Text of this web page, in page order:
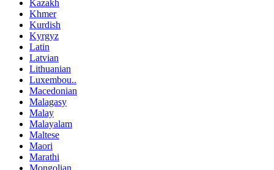
Kazakh
Khmer
Kurdish
Kyrgyz
Latin
Latvian
Lithuanian
Luxembou..
Macedonian
Malagasy
Malay
Malayalam
Maltese
Maori
Marathi
Mongolian